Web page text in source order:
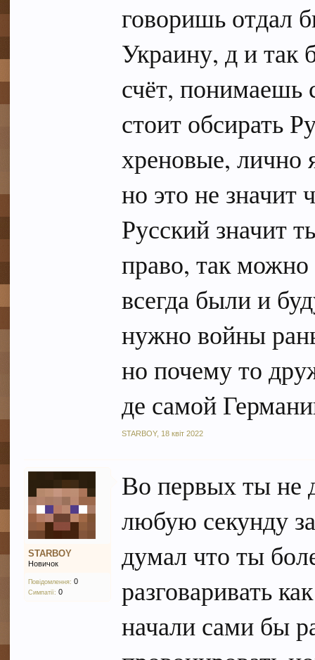
говоришь отдал
Украину, д и так
счёт, понимаешь
стоит обсирать
хреновые, лично
но это не значит
Русский значит
право, так можно
всегда были и
нужно войны
но почему то
де самой
STARBOY, 18 квіт 2022
STARBOY
Новичок
Повідомлення: 0
Симпатії: 0
Во первых ты не
любую секунду
думал что ты
разговаривать
начали сами бы